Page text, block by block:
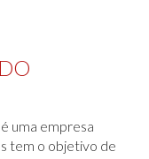
uma empresa
tem o objetivo de